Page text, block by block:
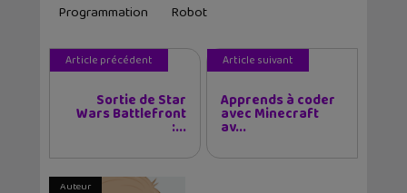
Programmation
Robot
Article précédent
Sortie de Star
Wars Battlefront
:...
Article suivant
Apprends à coder
avec Minecraft
av...
Auteur